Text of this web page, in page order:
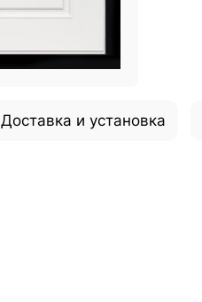
Доставка и установка